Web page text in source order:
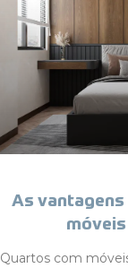
As vantagens
Quartos com